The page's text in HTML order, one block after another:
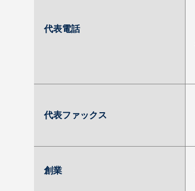
代表電話
代表ファックス
創業